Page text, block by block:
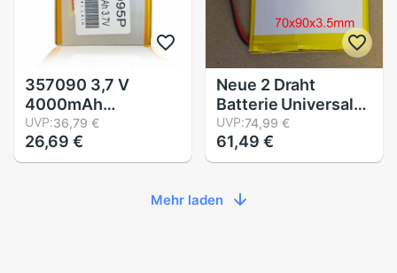
357090 3,7 V
4000mAh
Wiederaufladbare
Li-Polymer Li-Ion
Batterie Für Irbis
UVP:36,79 €
26,69 €
Neue 2 Draht
Batterie Universal-
7 "Für Irbis TZ735
Tablette Batterie
3,7 V Polymer li-Ion
UVP:74,99 €
61,49 €
Mehr laden